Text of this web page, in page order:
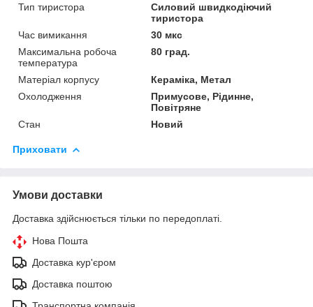
Тип тиристора
Силовий швидкодіючий
тиристора
Час вимикання
30 мкс
Максимальна робоча
температура
80 град.
Матеріал корпусу
Кераміка, Метал
Охолодження
Примусове, Рідинне,
Повітряне
Стан
Новий
Приховати
Умови доставки
Доставка здійснюється тільки по передоплаті.
Нова Пошта
Доставка кур'єром
Доставка поштою